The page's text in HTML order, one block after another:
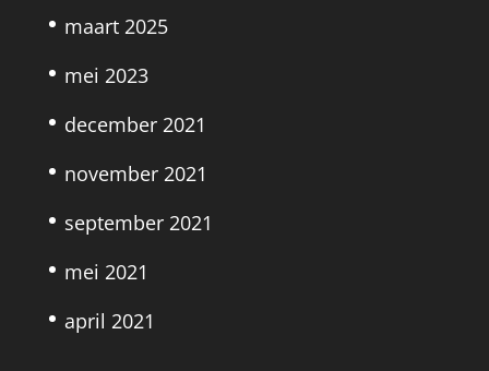
maart 2025
mei 2023
december 2021
november 2021
september 2021
mei 2021
april 2021